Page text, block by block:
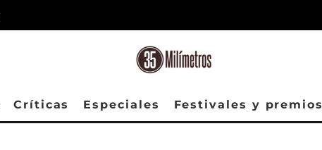
Críticas Especiales Festivales y premios